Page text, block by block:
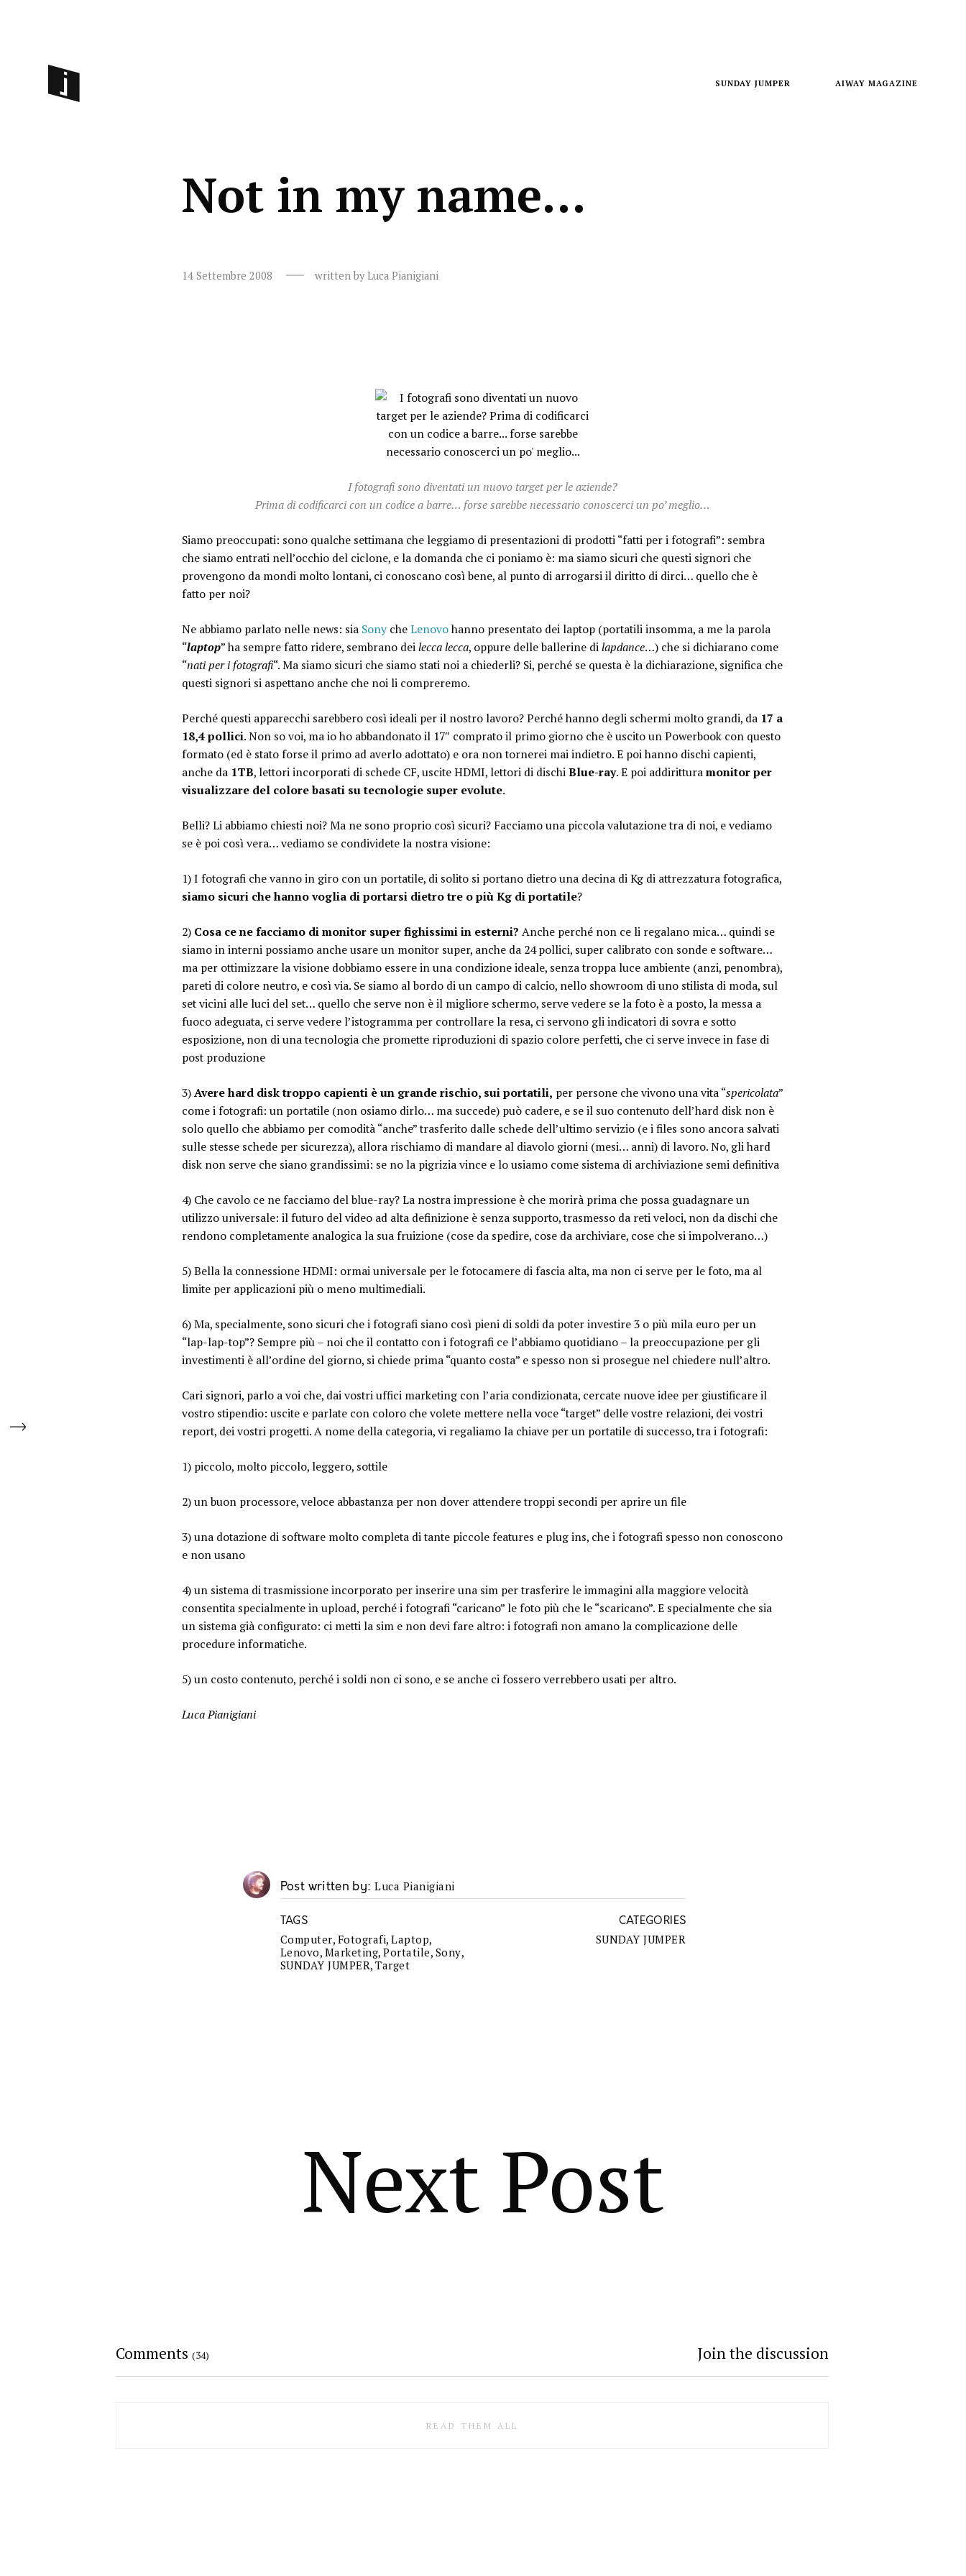
SUNDAY JUMPER AIWAY MAGAZINE
Not in my name…
14 Settembre 2008 written byLuca Pianigiani
I fotografi sono diventati un nuovo target per le aziende?
Prima di codificarci con un codice a barre… forse sarebbe necessario conoscerci un po’ meglio…
Siamo preoccupati: sono qualche settimana che leggiamo di presentazioni di prodotti “fatti per i fotografi”: sembra
che siamo entrati nell’occhio del ciclone, e la domanda che ci poniamo è: ma siamo sicuri che questi signori che
provengono da mondi molto lontani, ci conoscano così bene, al punto di arrogarsi il diritto di dirci… quello che è
fatto per noi?
Ne abbiamo parlato nelle news: sia Sony cheLenovohanno presentato dei laptop (portatili insomma, a me la parola
“laptop” ha sempre fatto ridere, sembrano deilecca lecca, oppure delle ballerine dilapdance…) che si dichiarano come
“nati per i fotografi“. Ma siamo sicuri che siamo stati noi a chiederli? Si, perché se questa è la dichiarazione, significa che
questi signori si aspettano anche che noi li compreremo.
Perché questi apparecchi sarebbero così ideali per il nostro lavoro? Perché hanno degli schermi molto grandi, da 17 a
18,4 pollici. Non so voi, ma io ho abbandonato il 17″ comprato il primo giorno che è uscito un Powerbook con questo
formato (ed è stato forse il primo ad averlo adottato) e ora non tornerei mai indietro. E poi hanno dischi capienti,
anche da 1TB, lettori incorporati di schede CF, uscite HDMI, lettori di dischiBlue-ray. E poi addiritturamonitor per
visualizzare del colore basati su tecnologie super evolute.
Belli? Li abbiamo chiesti noi? Ma ne sono proprio così sicuri? Facciamo una piccola valutazione tra di noi, e vediamo
se è poi così vera… vediamo se condividete la nostra visione:
1) I fotografi che vanno in giro con un portatile, di solito si portano dietro una decina di Kg di attrezzatura fotografica,
siamo sicuri che hanno voglia di portarsi dietro tre o più Kg di portatile?
2) Cosa ce ne facciamo di monitor super fighissimi in esterni?Anche perché non ce li regalano mica… quindi se
siamo in interni possiamo anche usare un monitor super, anche da 24 pollici, super calibrato con sonde e software…
ma per ottimizzare la visione dobbiamo essere in una condizione ideale, senza troppa luce ambiente (anzi, penombra),
pareti di colore neutro, e così via. Se siamo al bordo di un campo di calcio, nello showroom di uno stilista di moda, sul
set vicini alle luci del set… quello che serve non è il migliore schermo, serve vedere se la foto è a posto, la messa a
fuoco adeguata, ci serve vedere l’istogramma per controllare la resa, ci servono gli indicatori di sovra e sotto
esposizione, non di una tecnologia che promette riproduzioni di spazio colore perfetti, che ci serve invece in fase di
post produzione
3)Avere hard disk troppo capienti è un grande rischio, sui portatili, per persone che vivono una vita “spericolata”
come i fotografi: un portatile (non osiamo dirlo… ma succede) può cadere, e se il suo contenuto dell’hard disk non è
solo quello che abbiamo per comodità “anche” trasferito dalle schede dell’ultimo servizio (e i files sono ancora salvati
sulle stesse schede per sicurezza), allora rischiamo di mandare al diavolo giorni (mesi… anni) di lavoro. No, gli hard
disk non serve che siano grandissimi: se no la pigrizia vince e lo usiamo come sistema di archiviazione semi definitiva
4) Che cavolo ce ne facciamo del blue-ray? La nostra impressione è che morirà prima che possa guadagnare un
utilizzo universale: il futuro del video ad alta definizione è senza supporto, trasmesso da reti veloci, non da dischi che
rendono completamente analogica la sua fruizione (cose da spedire, cose da archiviare, cose che si impolverano…)
5) Bella la connessione HDMI: ormai universale per le fotocamere di fascia alta, ma non ci serve per le foto, ma al
limite per applicazioni più o meno multimediali.
6) Ma, specialmente, sono sicuri che i fotografi siano così pieni di soldi da poter investire 3 o più mila euro per un
“lap-lap-top”? Sempre più – noi che il contatto con i fotografi ce l’abbiamo quotidiano – la preoccupazione per gli
investimenti è all’ordine del giorno, si chiede prima “quanto costa” e spesso non si prosegue nel chiedere null’altro.
Cari signori, parlo a voi che, dai vostri uffici marketing con l’aria condizionata, cercate nuove idee per giustificare il
vostro stipendio: uscite e parlate con coloro che volete mettere nella voce “target” delle vostre relazioni, dei vostri
report, dei vostri progetti. A nome della categoria, vi regaliamo la chiave per un portatile di successo, tra i fotografi:
1) piccolo, molto piccolo, leggero, sottile
2) un buon processore, veloce abbastanza per non dover attendere troppi secondi per aprire un file
3) una dotazione di software molto completa di tante piccole features e plug ins, che i fotografi spesso non conoscono
e non usano
4) un sistema di trasmissione incorporato per inserire una sim per trasferire le immagini alla maggiore velocità
consentita specialmente in upload, perché i fotografi “caricano” le foto più che le “scaricano”. E specialmente che sia
un sistema già configurato: ci metti la sim e non devi fare altro: i fotografi non amano la complicazione delle
procedure informatiche.
5) un costo contenuto, perché i soldi non ci sono, e se anche ci fossero verrebbero usati per altro.
Luca Pianigiani
Post written by Luca Pianigiani
TAGS
Computer, Fotografi,Laptop,
Lenovo, Marketing,Portatile, Sony,
SUNDAY JUMPER,Target
CATEGORIES
SUNDAY JUMPER
Next Post
Comments(34) Join the discussion
READ THEM ALL